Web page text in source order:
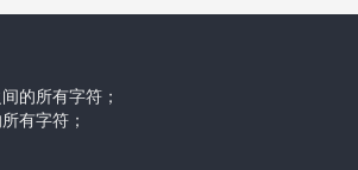
所有字符；
字符；